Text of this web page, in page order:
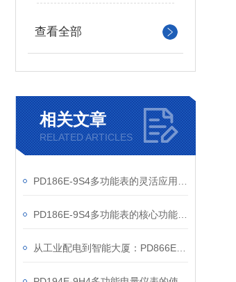
查看全部
相关文章
RELATED ARTICLES